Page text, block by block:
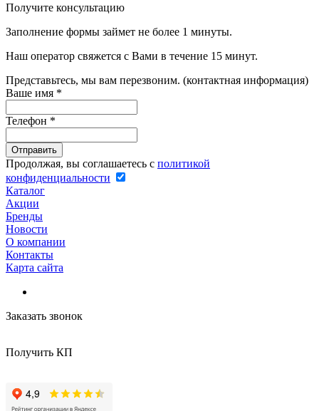
Получите консультацию
Заполнение формы займет не более 1 минуты.
Наш оператор свяжется с Вами в течение 15 минут.
Представьтесь, мы вам перезвоним. (контактная информация)
Ваше имя *
Телефон *
Продолжая, вы соглашаетесь с политикой
конфиденциальности
Каталог
Акции
Бренды
Новости
О компании
Контакты
Карта сайта
Заказать звонок
Получить КП